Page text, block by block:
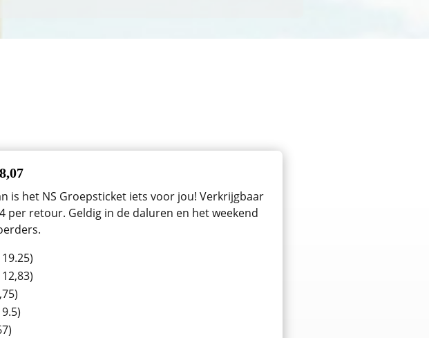
is het NS Groepsticket iets voor jou! Verkrijgbaar
per retour. Geldig in de daluren en het weekend